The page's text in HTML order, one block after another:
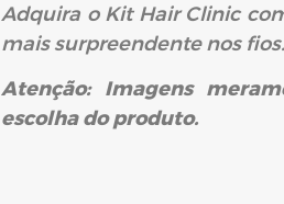
Adquira o Kit Hair Clinic
mais surpreendente nos fios.
Atenção: Imagens
escolha do produto.